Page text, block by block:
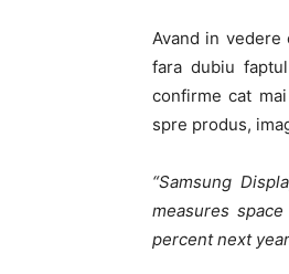
Avand in
fara dubiu
confirme cat
spre produs,
“Samsung
measures
percent next